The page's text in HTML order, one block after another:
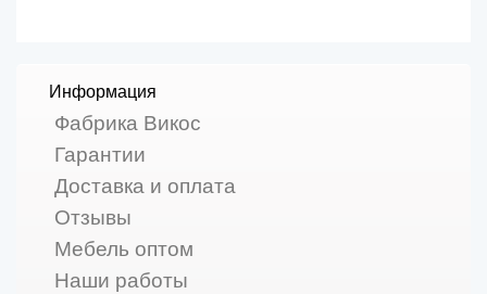
Информация
Фабрика Викос
Гарантии
Доставка и оплата
Отзывы
Мебель оптом
Наши работы